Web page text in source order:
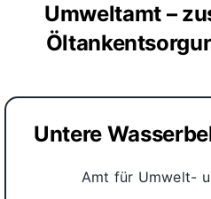
Umweltamt –
Untere
Amt für Umwelt-